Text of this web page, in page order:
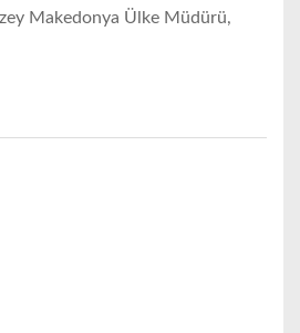
Makedonya Ülke Müdürü,